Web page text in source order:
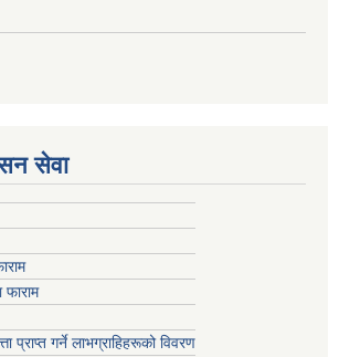
सेवा
गर्ने लाभग्राहिहरूको विवरण